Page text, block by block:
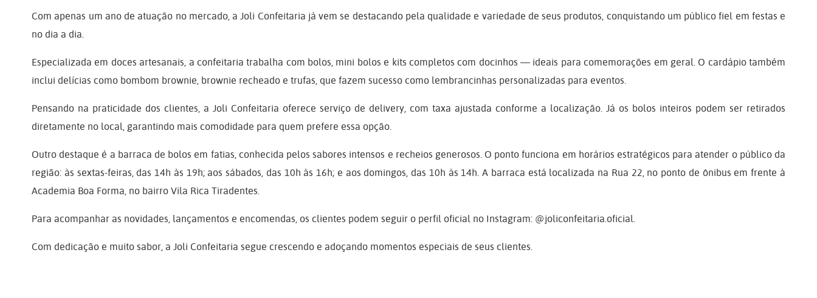
Com apenas um ano de atuação no mercado, a Joli Confeitaria já vem se destacando pela qualidade e variedade de seus produtos, conquistando um público fiel em festas e
no dia a dia.
Especializada em doces artesanais, a confeitaria trabalha com bolos, mini bolos e kits completos com docinhos — ideais para comemorações em geral. O cardápio também
inclui delícias como bombom brownie, brownie recheado e trufas, que fazem sucesso como lembrancinhas personalizadas para eventos.
Pensando na praticidade dos clientes, a Joli Confeitaria oferece serviço de delivery, com taxa ajustada conforme a localização. Já os bolos inteiros podem ser retirados
diretamente no local, garantindo mais comodidade para quem prefere essa opção.
Outro destaque é a barraca de bolos em fatias, conhecida pelos sabores intensos e recheios generosos. O ponto funciona em horários estratégicos para atender o público da
região: às sextas-feiras, das 14h às 19h; aos sábados, das 10h às 16h; e aos domingos, das 10h às 14h. A barraca está localizada na Rua 22, no ponto de ônibus em frente à
Academia Boa Forma, no bairro Vila Rica Tiradentes.
Para acompanhar as novidades, lançamentos e encomendas, os clientes podem seguir o perfil oficial no Instagram: @joliconfeitaria.oficial.
Com dedicação e muito sabor, a Joli Confeitaria segue crescendo e adoçando momentos especiais de seus clientes.